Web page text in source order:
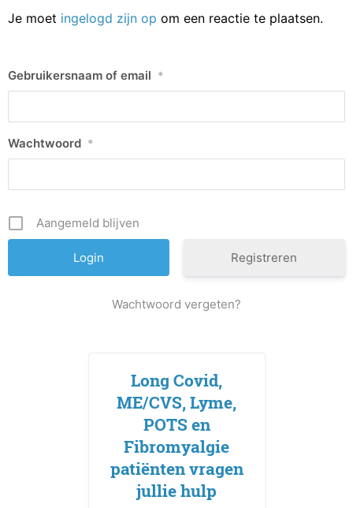
Je moet ingelogd zijn op om een reactie te plaatsen.
Gebruikersnaam of email *
Wachtwoord *
Aangemeld blijven
Registreren
Wachtwoord vergeten?
Long Covid,
ME/CVS, Lyme,
POTS en
Fibromyalgie
patiënten vragen
jullie hulp